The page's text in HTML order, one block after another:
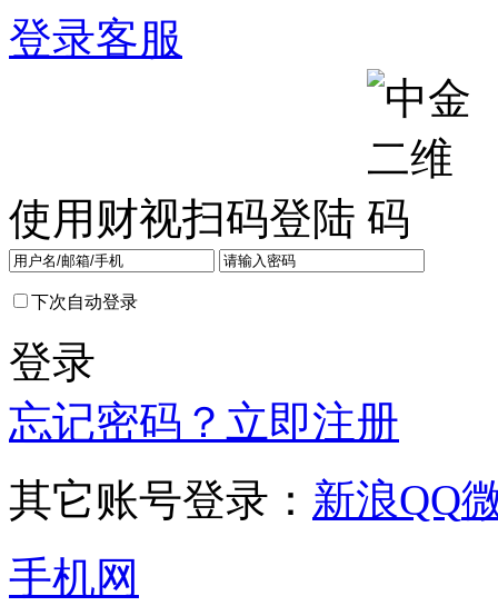
登录客服
使用财视扫码登陆
下次自动登录
登录
忘记密码？ 立即注册
其它账号登录： 新浪QQ
手机网